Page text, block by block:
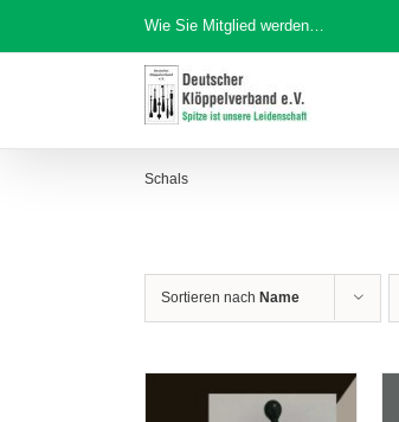
Inhalt
Wie Sie Mitglied werden…
Schals
Sortieren nach Name